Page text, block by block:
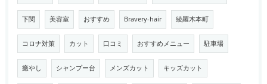
下関 美容室 おすすめ Bravery-hair 綾羅木本町
コロナ対策 カット 口コミ おすすめメニュー 駐車場
癒やし シャンプー台 メンズカット キッズカット